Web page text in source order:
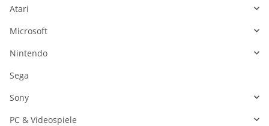
Atari
Microsoft
Nintendo
Sega
Sony
PC & Videospiele